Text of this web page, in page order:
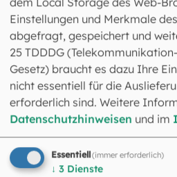
1.9MB
Hinweise zu
74 KB PDF
Formular zur
Einstellungen und Merkmale
abgefragt, gespeichert und
25 TDDDG
Gesetz) braucht es dazu Ihre
nicht essentiell für die
erforderlich sind. Weitere
Datenschutzhinweisen und im
Essentiell(immer erforderlich)
↓ 3 Dienste